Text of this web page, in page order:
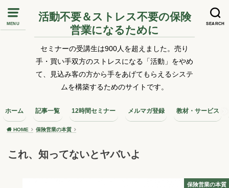
MENU SEARCH
活動不要＆ストレス不要の保険
営業になるために
セミナーの受講生は900人を超えました。売り
手・買い手双方のストレスになる「活動」をやめ
て、見込み客の方から手をあげてもらえるシステ
ムを構築するためのサイトです。
ホーム 記事一覧 12時間セミナー メルマガ登録 教材・サービス
HOME 保険営業の本質
これ、知ってないとヤバいよ
保険営業の本質